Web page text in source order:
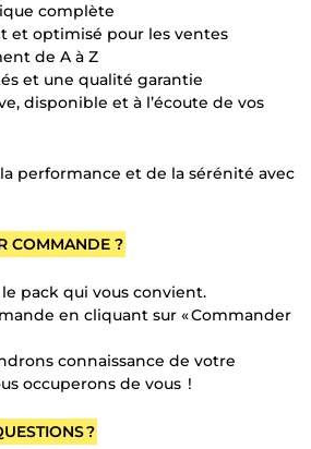
complète
et optimisé pour les ventes
de A à Z
et une qualité garantie
disponible et à l’écoute de vos
performance et de la sérénité avec
COMMANDE ?
le pack qui vous convient.
en cliquant sur « Commander
connaissance de votre
occuperons de vous !
?